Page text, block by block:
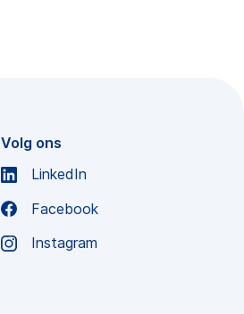
Volg ons
LinkedIn
Facebook
Instagram